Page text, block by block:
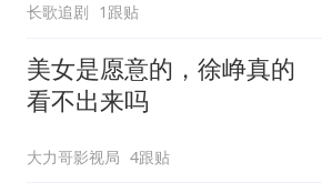
长歌追剧 1跟贴
美女是愿意的，徐峥真的
看不出来吗
大力哥影视局 4跟贴